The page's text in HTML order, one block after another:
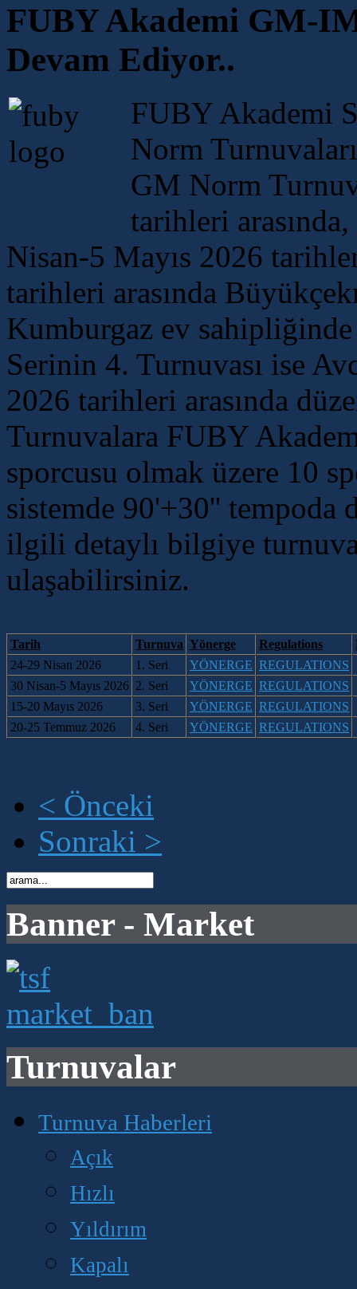
FUBY Akademi GM-
Devam Ediyor..
FUBY Akademi
Norm
GM Norm
tarihleri
Nisan-5 Mayıs 2026
tarihleri arasında
Kumburgaz ev sahipliğinde
Serinin 4. Turnuvası ise
2026 tarihleri arasında
Turnuvalara FUBY
sporcusu olmak üzere 10
sistemde 90'+30'' tempoda
ilgili detaylı bilgiye
ulaşabilirsiniz.
Tarih Turnuva Yönerge Regulations
24-29 Nisan 2026
1. Seri YÖNERGE REGULATIONS
30 Nisan-5 Mayıs 2026 2. Seri YÖNERGE REGULATIONS
15-20 Mayıs 2026
3. Seri YÖNERGE REGULATIONS
20-25 Temmuz 2026
4. Seri YÖNERGE REGULATIONS
< Önceki
Sonraki >
Banner - Market
Turnuvalar
Turnuva Haberleri
Açık
Hızlı
Yıldırım
Kapalı